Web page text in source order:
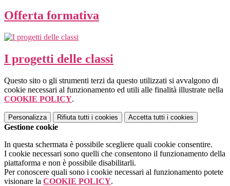
Offerta formativa
I progetti delle classi
Questo sito o gli strumenti terzi da questo utilizzati si avvalgono di
cookie necessari al funzionamento ed utili alle finalità illustrate nella
COOKIE POLICY.
Personalizza Rifiuta tutti i cookies Accetta tutti i cookies
Gestione cookie
In questa schermata è possibile scegliere quali cookie consentire.
I cookie necessari sono quelli che consentono il funzionamento della
piattaforma e non è possibile disabilitarli.
Per conoscere quali sono i cookie necessari al funzionamento potete
visionare la COOKIE POLICY.